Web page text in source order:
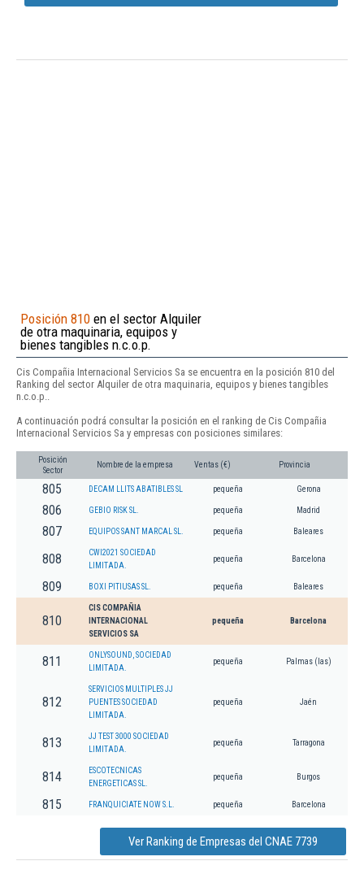
Posición 810 en el sector Alquiler
de otra maquinaria, equipos y
bienes tangibles n.c.o.p.
Cis Compañia Internacional Servicios Sa se encuentra en la posición 810 del
Ranking del sector Alquiler de otra maquinaria, equipos y bienes tangibles
n.c.o.p..
A continuación podrá consultar la posición en el ranking de Cis Compañia
Internacional Servicios Sa y empresas con posiciones similares:
Posición
Sector
Nombre de la empresa Ventas (€) Provincia
805 DECAM LLITS ABATIBLES SL pequeña Gerona
806 GEBIO RISK SL. pequeña Madrid
807 EQUIPOS SANT MARCAL SL. pequeña Baleares
808
CWI2021 SOCIEDAD
LIMITADA.
pequeña Barcelona
809 BOXI PITIUSAS SL. pequeña Baleares
810
CIS COMPAÑIA
INTERNACIONAL
SERVICIOS SA
pequeña Barcelona
811
ONLYSOUND, SOCIEDAD
LIMITADA.
pequeña Palmas (las)
812
SERVICIOS MULTIPLES JJ
PUENTES SOCIEDAD
LIMITADA.
pequeña Jaén
813
JJ TEST 3000 SOCIEDAD
LIMITADA.
pequeña Tarragona
814
ESCOTECNICAS
ENERGETICAS SL.
pequeña Burgos
815 FRANQUICIATE NOW S.L. pequeña Barcelona
Ver Ranking de Empresas del CNAE 7739